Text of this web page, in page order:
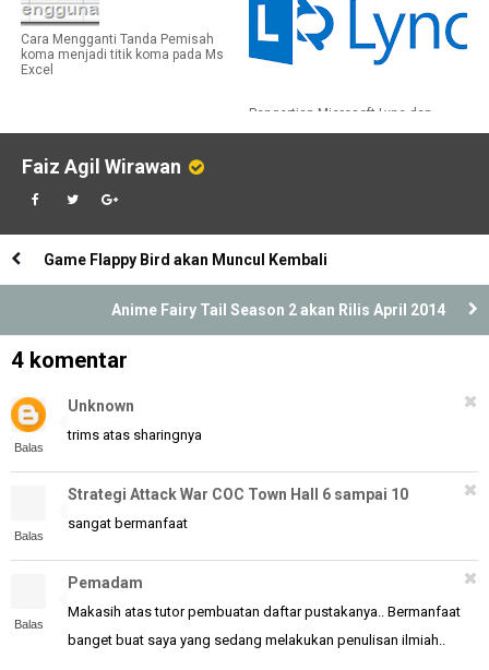
Cara Mengganti Tanda Pemisah
koma menjadi titik koma pada Ms
Excel
Pengertian Microsoft Lync dan
Faiz Agil Wirawan
Game Flappy Bird akan Muncul Kembali
Anime Fairy Tail Season 2 akan Rilis April 2014
4 komentar
Balas
Unknown
trims atas sharingnya
Balas
Strategi Attack War COC Town Hall 6 sampai 10
sangat bermanfaat
Balas
Pemadam
Makasih atas tutor pembuatan daftar pustakanya.. Bermanfaat
banget buat saya yang sedang melakukan penulisan ilmiah..